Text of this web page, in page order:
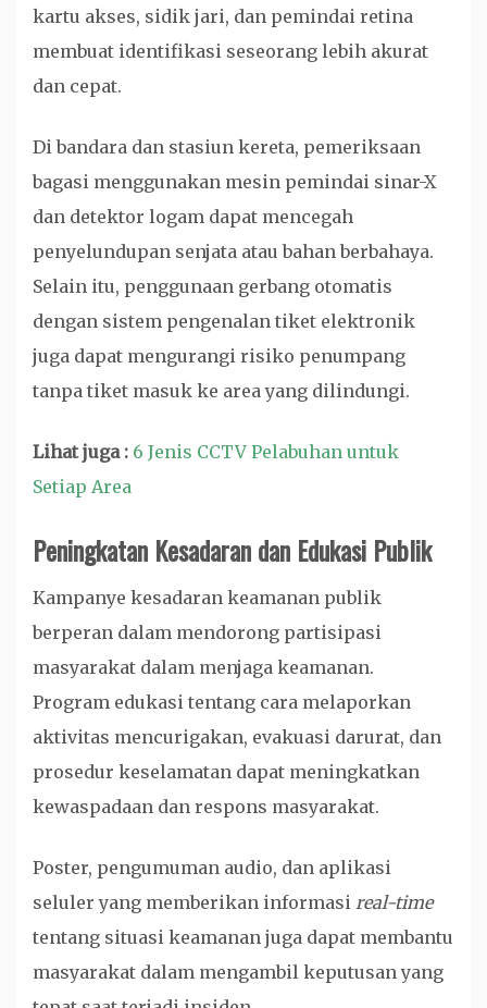
kartu akses, sidik jari, dan pemindai retina
membuat identifikasi seseorang lebih akurat
dan cepat.
Di bandara dan stasiun kereta, pemeriksaan
bagasi menggunakan mesin pemindai sinar-X
dan detektor logam dapat mencegah
penyelundupan senjata atau bahan berbahaya.
Selain itu, penggunaan gerbang otomatis
dengan sistem pengenalan tiket elektronik
juga dapat mengurangi risiko penumpang
tanpa tiket masuk ke area yang dilindungi.
Lihat juga : 6 Jenis CCTV Pelabuhan untuk
Setiap Area
Peningkatan Kesadaran dan Edukasi Publik
Kampanye kesadaran keamanan publik
berperan dalam mendorong partisipasi
masyarakat dalam menjaga keamanan.
Program edukasi tentang cara melaporkan
aktivitas mencurigakan, evakuasi darurat, dan
prosedur keselamatan dapat meningkatkan
kewaspadaan dan respons masyarakat.
Poster, pengumuman audio, dan aplikasi
seluler yang memberikan informasi real-time
tentang situasi keamanan juga dapat membantu
masyarakat dalam mengambil keputusan yang